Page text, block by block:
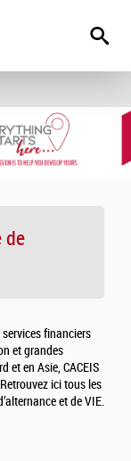
de
financiers
et grandes
et en Asie, CACEIS
ici tous les
et de VIE.